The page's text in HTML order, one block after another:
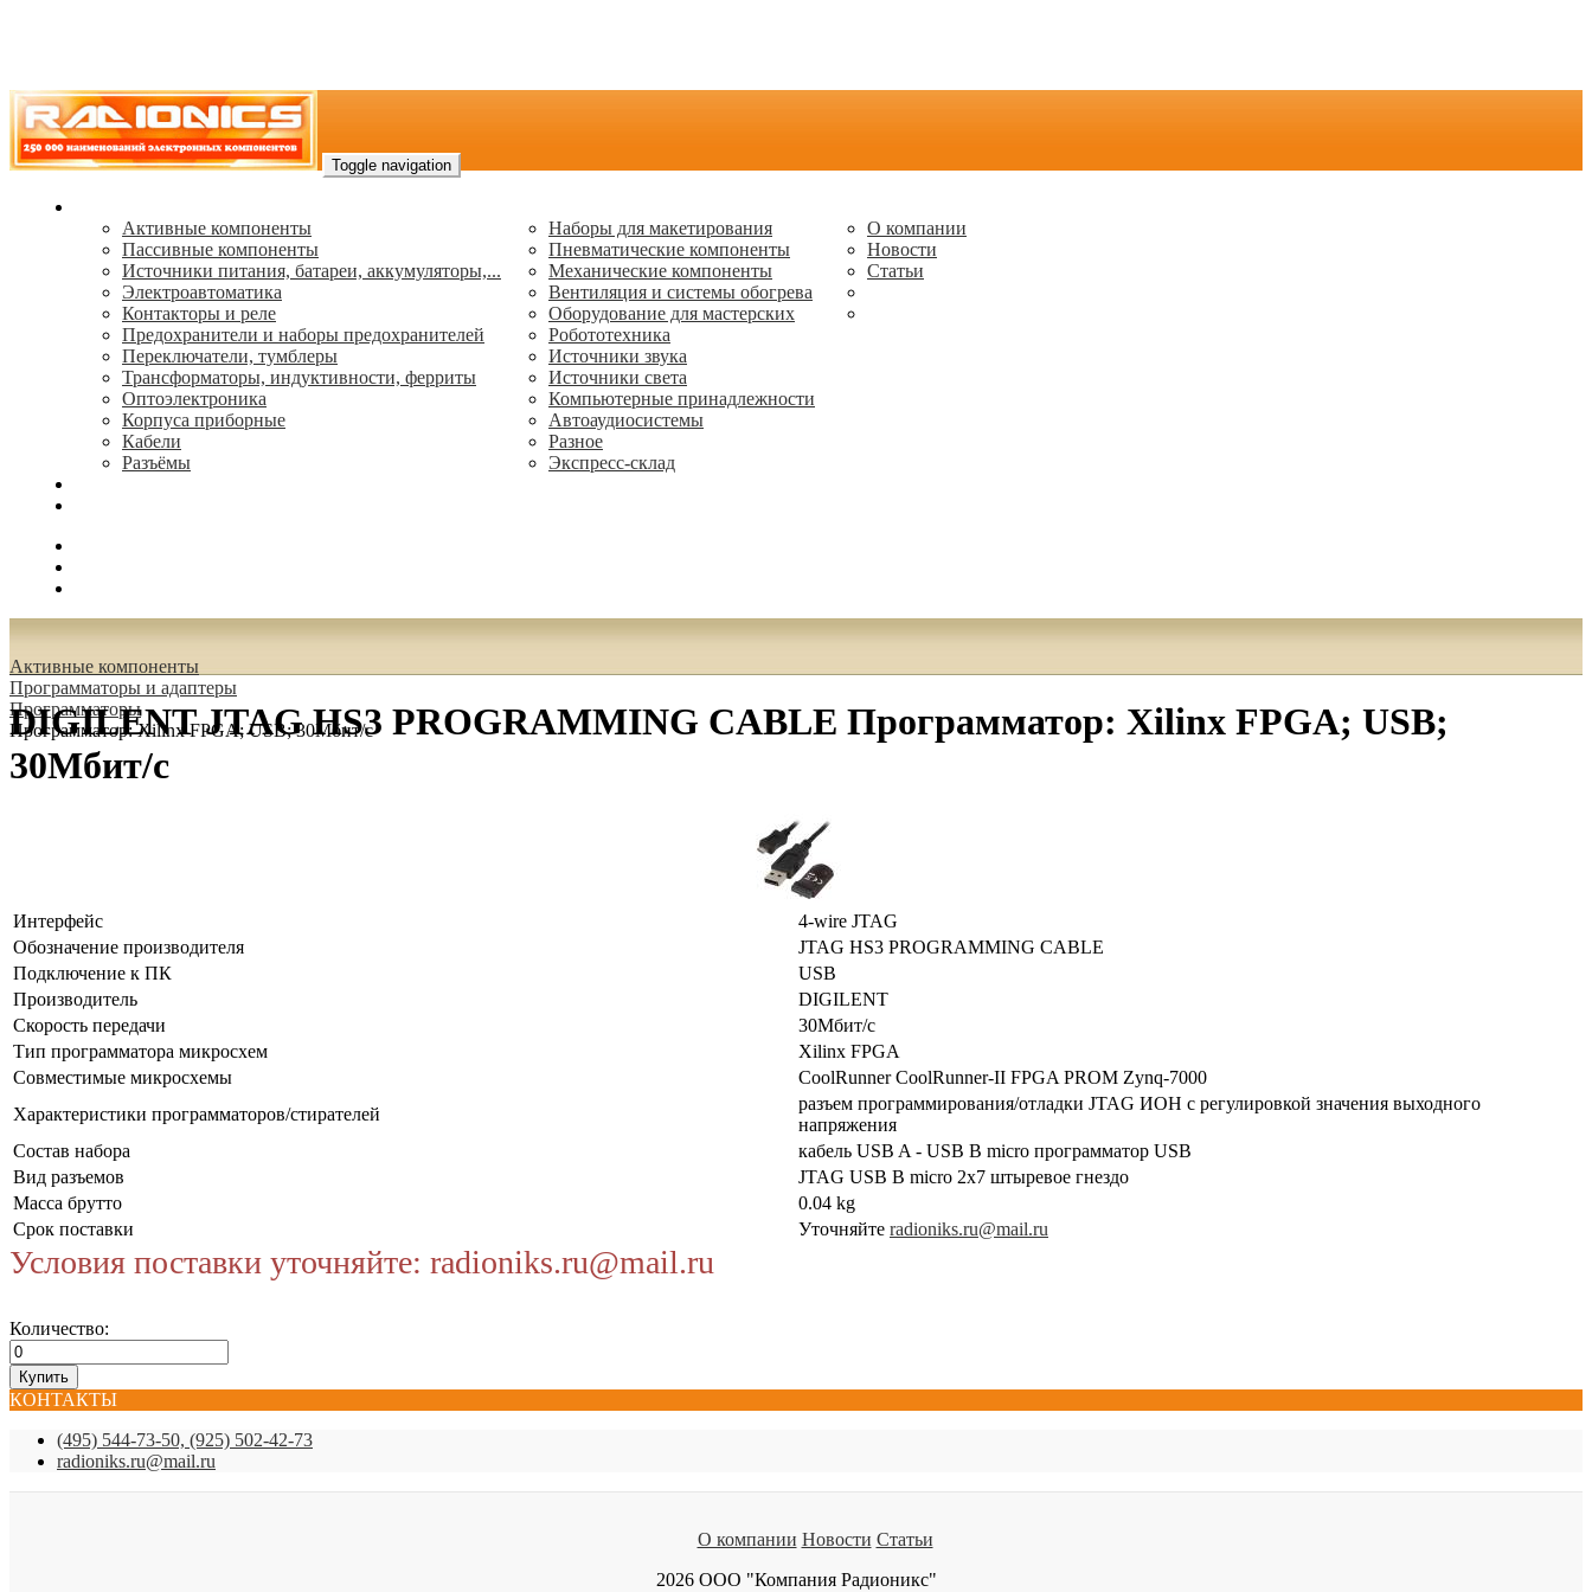
Toggle navigation
Активные компоненты
Пассивные компоненты
Источники питания, батареи, аккумуляторы,...
Электроавтоматика
Контакторы и реле
Предохранители и наборы предохранителей
Переключатели, тумблеры
Трансформаторы, индуктивности, ферриты
Oптоэлектроника
Корпуса приборные
Кабели
Разъёмы
Наборы для макетирования
Пневматические компоненты
Механические компоненты
Вентиляция и системы обогрева
Оборудование для мастерских
Робототехника
Источники звука
Источники света
Компьютерные принадлежности
Автоаудиосистемы
Разное
Экспресс-склад
О компании
Новости
Статьи
Активные компоненты
Программаторы и адаптеры
Программаторы
Программатор: Xilinx FPGA; USB; 30Мбит/с
DIGILENT JTAG HS3 PROGRAMMING CABLE Программатор: Xilinx FPGA; USB;
30Мбит/с
Интерфейс
4-wire JTAG
Обозначение производителя
JTAG HS3 PROGRAMMING CABLE
Подключение к ПК
USB
Производитель
DIGILENT
Скорость передачи
30Мбит/с
Тип программатора микросхем
Xilinx FPGA
Совместимые микросхемы
CoolRunner CoolRunner-II FPGA PROM Zynq-7000
Характеристики программаторов/стирателей
разъем программирования/отладки JTAG ИОН с регулировкой значения выходного
напряжения
Состав набора
кабель USB A - USB B micro программатор USB
Вид разъемов
JTAG USB B micro 2x7 штыревое гнездо
Масса брутто
0.04 kg
Срок поставки
Уточняйте radioniks.ru@mail.ru
Условия поставки уточняйте: radioniks.ru@mail.ru
Количество:
КОНТАКТЫ
(495) 544-73-50, (925) 502-42-73
radioniks.ru@mail.ru
О компании Новости Статьи
2026 ООО "Компания Радионикс"